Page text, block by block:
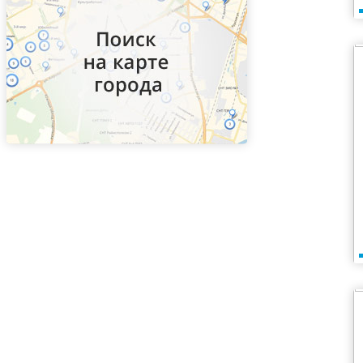
ВДНХ
Верхние Котлы
Верхние Лихоборы
Владыкино
Водный стадион
Войковская